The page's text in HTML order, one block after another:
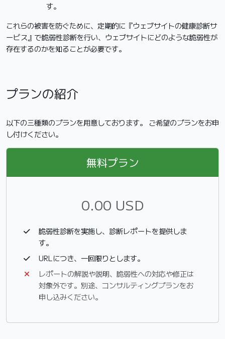
す。
これらの被害を防ぐために、定期的に『ウェブサイトの健康診断サ
ービス』で脆弱性診断を行い、ウェブサイトにどのような脆弱性が
存在するのかを知ることが必要です。
プランの紹介
以下の三種類のプランを用意しております。 ご希望のプランをお申
し付けください。
無料プラン
0.00 USD
脆弱性診断を実施し、診断レポートを提供しま
す。
URLにつき、一回限りとします。
レポートの解説や説明、脆弱性への対応や修正は
対象外です。別途、コンサルティングプランをお
申し込みください。